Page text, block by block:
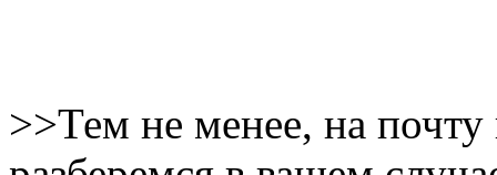
>>Тем не менее, на